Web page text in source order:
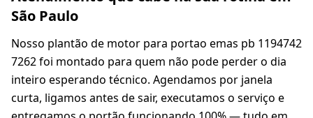
São Paulo
Nosso plantão de motor para portao emas pb 1194742
7262 foi montado para quem não pode perder o dia
inteiro esperando técnico. Agendamos por janela
curta, ligamos antes de sair, executamos o serviço e